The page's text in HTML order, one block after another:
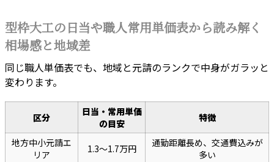
型枠大工の日当や職人常用単価表から読み解く
相場感と地域差
同じ職人単価表でも、地域と元請のランクで中身がガラッと
変わります。
区分
日当・常用単価
の目安
特徴
地方中小元請エ
リア
1.3〜1.7万円
通勤距離長め、交通費込みが
多い